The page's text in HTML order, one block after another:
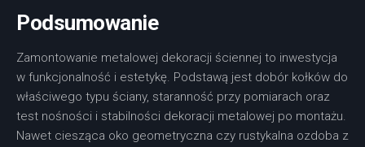
Podsumowanie
Zamontowanie metalowej dekoracji ściennej to inwestycja
w funkcjonalność i estetykę. Podstawą jest dobór kołków do
właściwego typu ściany, staranność przy pomiarach oraz
test nośności i stabilności dekoracji metalowej po montażu.
Nawet ciesząca oko geometryczna czy rustykalna ozdoba z